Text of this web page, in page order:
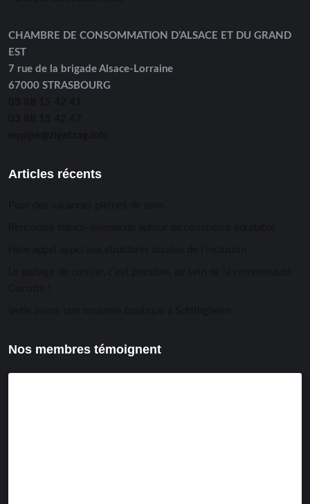
CHAMBRE DE CONSOMMATION D’ALSACE ET DU GRAND
EST
7 rue de la brigade Alsace-Lorraine
67000 STRASBOURG
Articles récents
Nos membres témoignent